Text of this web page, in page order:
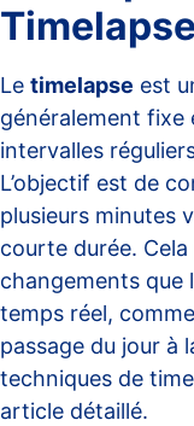
Timelapse
Le timelapse est
généralement fixe
intervalles
L’objectif est de
plusieurs minutes
courte durée.
changements que
temps réel,
passage du jour à
techniques de
article détaillé.